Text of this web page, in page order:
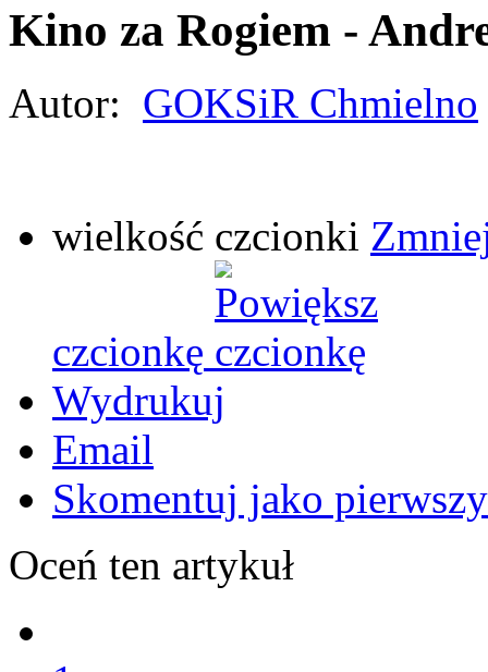
Kino za Rogiem -
Autor: GOKSiR Chmielno
wielkość czcionki
czcionkę
Wydrukuj
Email
Skomentuj jako
Oceń ten artykuł